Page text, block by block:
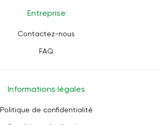
Entreprise
Contactez-nous
FAQ
Informations légales
Politique de confidentialité